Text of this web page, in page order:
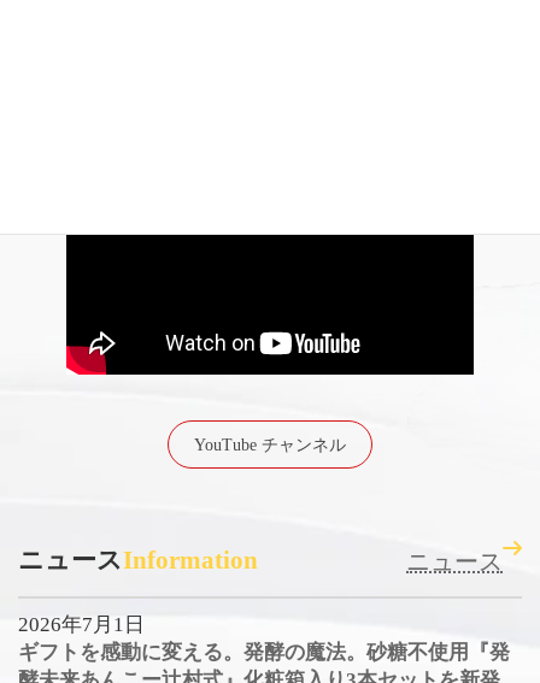
YouTube チャンネル
ニュースInformation ニュース
2026年7月1日
ギフトを感動に変える。発酵の魔法。砂糖不使用『発